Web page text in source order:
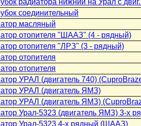
радиатора нижний на Урал с
соединительный
масляный
отопителя "ШААЗ" (4 - рядный)
отопителя "ЛРЗ" (3 - рядный)
отопителя
отопителя
УРАЛ (двигатель 740)
УРАЛ (двигатель ЯМЗ)
УРАЛ (двигатель ЯМЗ)
Урал-5323 (двигатель ЯМЗ) 3-х
Урал-5323 4-х рядный (ШААЗ)